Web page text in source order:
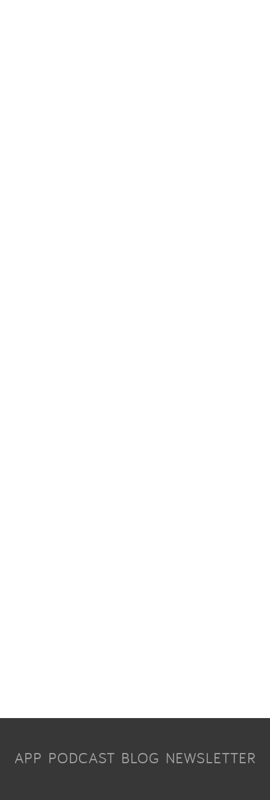
APP PODCAST BLOG NEWSLETTER